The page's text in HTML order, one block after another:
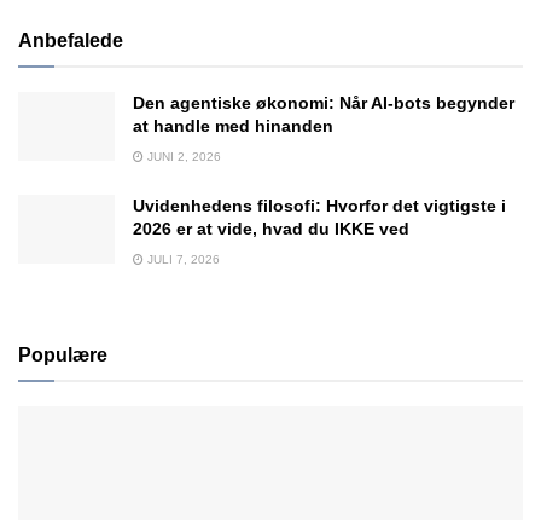
Anbefalede
Den agentiske økonomi: Når AI-bots begynder
at handle med hinanden
JUNI 2, 2026
Uvidenhedens filosofi: Hvorfor det vigtigste i
2026 er at vide, hvad du IKKE ved
JULI 7, 2026
Populære